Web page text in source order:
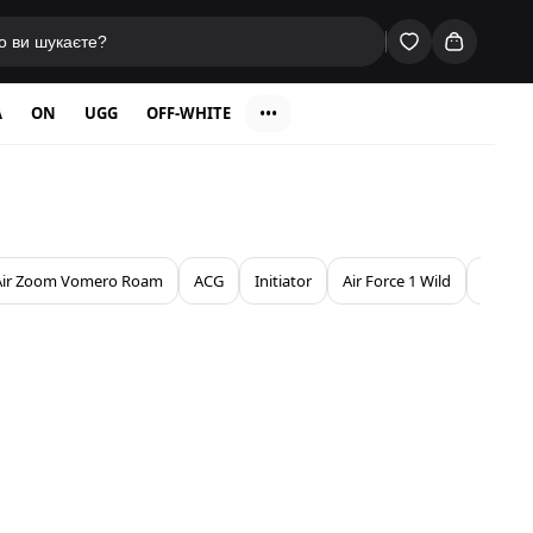
ON UGG OFF-WHITE •••
Zoom Vomero Roam ACG Initiator Air Force 1 Wild